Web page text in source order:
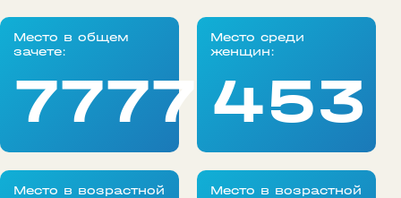
Место в общем
зачете:
77777
Место среди
женщин:
453
Место в возрастной
Место в возрастной